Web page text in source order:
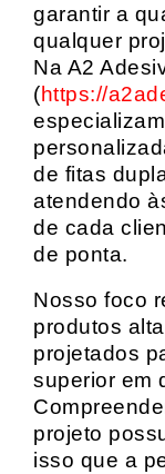
garantir a
qualquer
Na A2
(https://
de fitas
atendendo
de cada
de ponta.
Nosso foco
produtos
projetados
superior em
projeto
isso que a